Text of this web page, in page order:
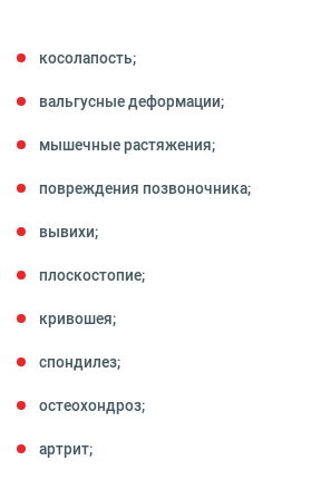
косолапость;
вальгусные деформации;
мышечные растяжения;
повреждения позвоночника;
вывихи;
плоскостопие;
кривошея;
спондилез;
остеохондроз;
артрит;